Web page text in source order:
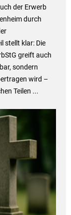
der Erwerb
durch
stellt klar: Die
greift auch
sondern
wird –
Teilen ...